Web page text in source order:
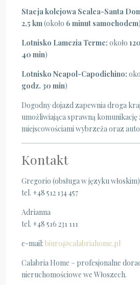
Stacja kolejowa Scalea-Santa
2,5 km(około 6 minut samochodem)
Lotnisko Lamezia Terme: około
40 min)
Lotnisko Neapol-Capodichino:
godz. 30 min)
Dogodny dojazd zapewnia droga
umożliwiająca sprawną komunikację
miejscowościami wybrzeża oraz
Kontakt
Gregorio (obsługa w języku włoskim)
tel. +48 512 134 457
Adrianna
tel. +48 516 231 111
e-mail: biuro@calabriahome.pl
Calabria Home – profesjonalne
nieruchomościowe we Włoszech.